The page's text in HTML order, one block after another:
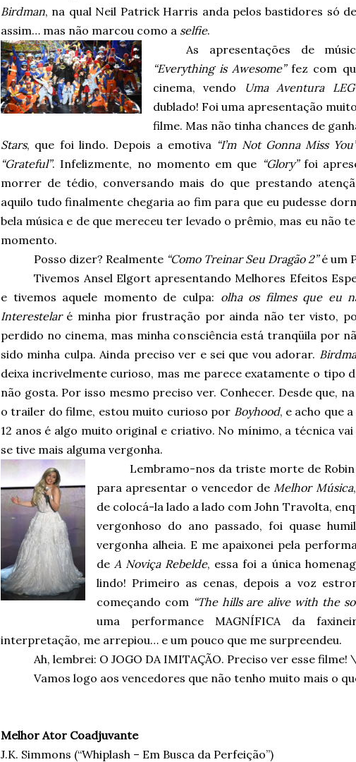
Birdman, na qual Neil Patrick Harris anda pelos bastidores só
assim… mas não marcou como a selfie.
As apresentações de
“Everything is Awesome”fez com
cinema, vendo
Uma Aventura
dublado! Foi uma apresentação
filme. Mas não tinha chances de
Stars, que foi lindo. Depois a emotiva “I’m Not Gonna Miss
“Grateful”. Infelizmente, no momento em que “Glory”foi
morrer de tédio, conversando mais do que prestando
aquilo tudo finalmente chegaria ao fim para que eu pudesse
bela música e de que mereceu ter levado o prêmio, mas eu não
momento.
Posso dizer? Realmente “Como Treinar Seu Dragão 2”é um
Tivemos Ansel Elgort apresentando Melhores Efeitos
e tivemos aquele momento de culpa: olha os filmes que eu
Interestelaré minha pior frustração por ainda não ter visto,
perdido no cinema, mas minha consciência está tranqüila por
sido minha culpa. Ainda preciso ver e sei que vou adorar.
deixa incrivelmente curioso, mas me parece exatamente o tipo
não gosta. Por isso mesmo preciso ver. Conhecer. Desde que,
o trailer do filme, estou muito curioso por Boyhood, e acho que
12 anos é algo muito original e criativo. No mínimo, a técnica
se tive mais alguma vergonha.
Lembramo-nos da triste morte de
para apresentar o vencedor de Melhor Música
de colocá-la lado a lado com John Travolta,
vergonhoso do ano passado, foi quase
vergonha alheia. E me apaixonei pela
de A Noviça Rebelde, essa foi a única
lindo! Primeiro as cenas, depois a voz
começando com “The hills are alive with the
uma performance MAGNÍFICA da
interpretação, me arrepiou… e um pouco que me surpreendeu.
Ah, lembrei: O JOGO DA IMITAÇÃO. Preciso ver esse
Vamos logo aos vencedores que não tenho muito mais o
Melhor Ator Coadjuvante
J.K. Simmons (“Whiplash – Em Busca da Perfeição”)